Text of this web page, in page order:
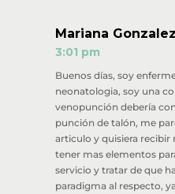
Mariana Gonzalez
3:01 pm
Buenos días, soy
neonatologia, soy una
venopunción debería
punción de talón, me
articulo y quisiera recibir
tener mas elementos
servicio y tratar de que
paradigma al respecto,